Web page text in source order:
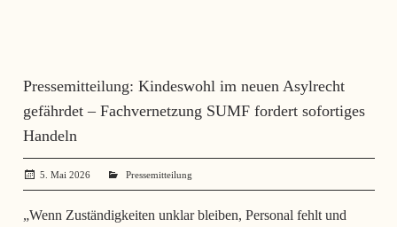
Pressemitteilung: Kindeswohl im neuen Asylrecht
gefährdet – Fachvernetzung SUMF fordert sofortiges
Handeln
5. Mai 2026 SerhiiSvynarets
Pressemitteilung
„Wenn Zuständigkeiten unklar bleiben, Personal fehlt und